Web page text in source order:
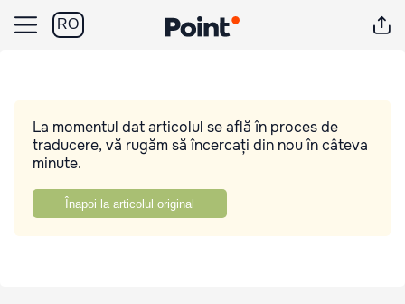
RO
La momentul dat articolul se află în proces de
traducere, vă rugăm să încercați din nou în câteva
minute.
Înapoi la articolul original